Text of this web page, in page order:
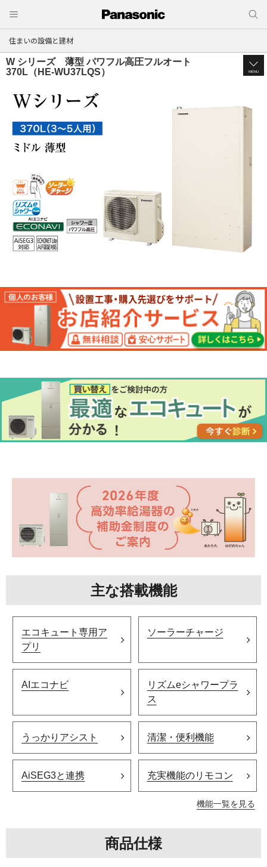
住まいの設備と建材
W シリーズ 薄型 パワフル高圧フルオート
370L（HE-WU37LQS）
MENU
主な搭載機能
エコキュート専用ア
プリ
ソーラーチャージ
AIエコナビ
リズムeシャワープラ
ス
うっかりアシスト 清潔・便利機能
AiSEG3と連携 充実機能のリモコン
機能一覧を見る
商品仕様